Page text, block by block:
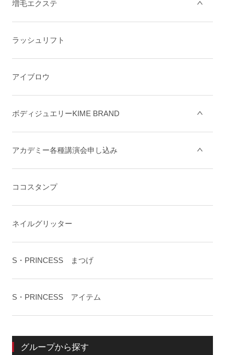
増毛エクステ
ラッシュリフト
アイブロウ
ボディジュエリーKIME BRAND
アカデミー各種講演会申し込み
ココスタンプ
ネイルグリッター
S・PRINCESS まつげ
S・PRINCESS アイテム
グループから探す